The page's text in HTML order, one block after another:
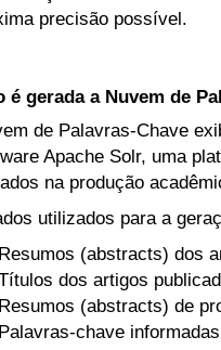
precisão possível.
é gerada a Nuvem de
de Palavras-Chave
Apache Solr, uma
na produção
utilizados para a
Resumos (abstracts) dos
dos artigos
Resumos (abstracts) de
Palavras-chave